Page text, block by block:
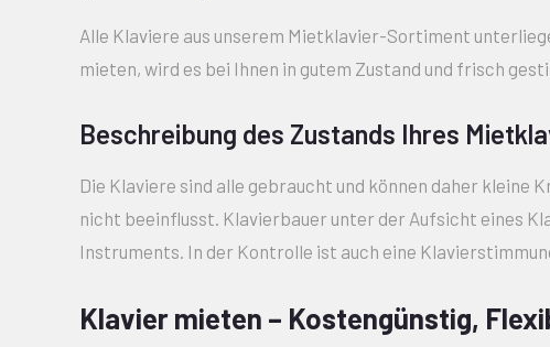
Alle Klaviere aus unserem Mietklavier-Sortiment
mieten, wird es bei Ihnen in gutem Zustand und frisch
Beschreibung des Zustands Ihres
Die Klaviere sind alle gebraucht und können daher kleine
nicht beeinflusst. Klavierbauer unter der Aufsicht eines
Instruments. In der Kontrolle ist auch eine
Klavier mieten – Kostengünstig,